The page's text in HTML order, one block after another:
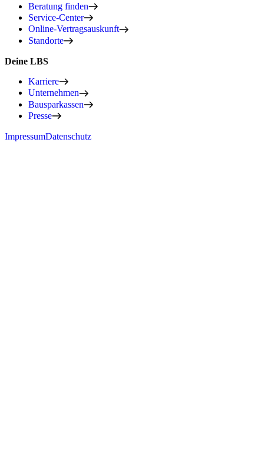
Beratung finden
Service-Center
Online-Vertragsauskunft
Standorte
Deine LBS
Karriere
Unternehmen
Bausparkassen
Presse
ImpressumDatenschutz